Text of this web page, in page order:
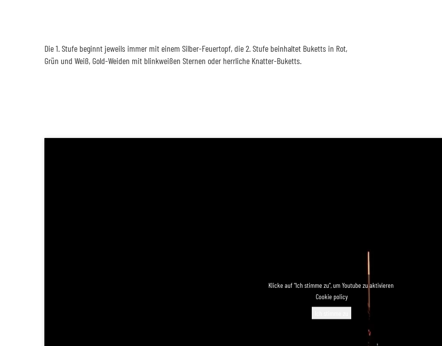
Die 1. Stufe beginnt jeweils immer mit einem Silber-Feuertopf, die 2. Stufe beinhaltet Buketts in Rot,
Grün und Weiß, Gold-Weiden mit blinkweißen Sternen oder herrliche Knatter-Buketts.
Klicke auf "Ich stimme zu", um Youtube zu aktivieren
Cookie policy